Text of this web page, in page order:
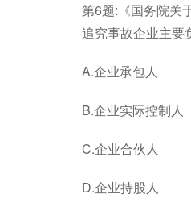
第6题:《国务院关
追究事故企业主要
A.企业承包人
B.企业实际控制人
C.企业合伙人
D.企业持股人